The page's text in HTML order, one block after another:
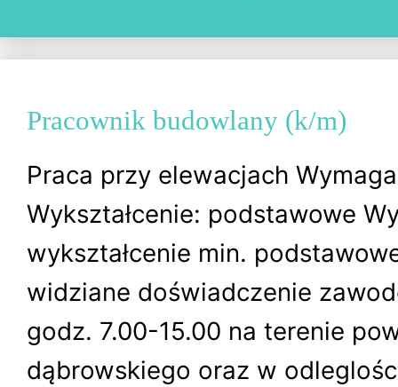
Pracownik budowlany (k/m)
Praca przy elewacjach
Wykształcenie: podstawowe
wykształcenie min.
widziane doświadczenie
godz. 7.00-15.00 na terenie
dąbrowskiego oraz w